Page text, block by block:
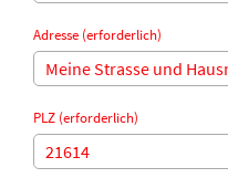
Adresse (erforderlich)
PLZ (erforderlich)